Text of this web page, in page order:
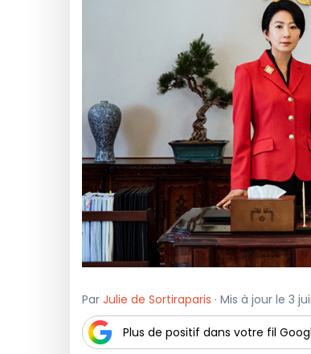
Par Julie de Sortiraparis · Mis à jour le 3
Plus de positif dans votre fil